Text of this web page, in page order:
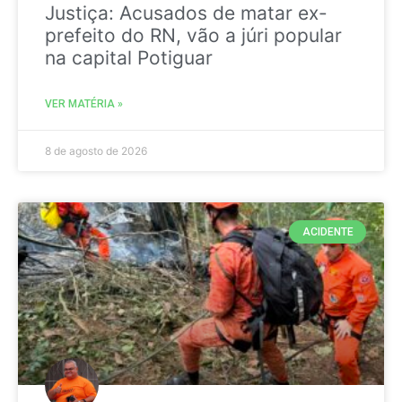
Justiça: Acusados de matar ex-
prefeito do RN, vão a júri popular
na capital Potiguar
VER MATÉRIA »
8 de agosto de 2026
ACIDENTE